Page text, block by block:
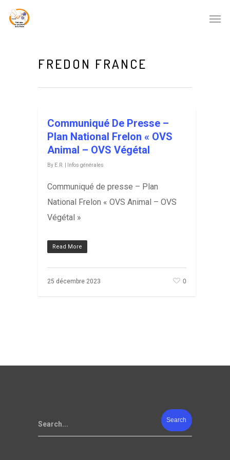
FREDON FRANCE
Communiqué De Presse –
Plan National Frelon « OVS
Animal – OVS Végétal
By E.R. Infos générales
Communiqué de presse – Plan
National Frelon « OVS Animal – OVS
Végétal »
Read More
25 décembre 2023 0
Search...